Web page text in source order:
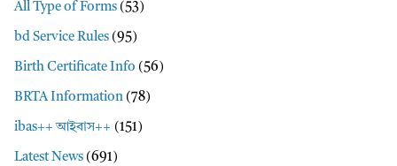
All Type of Forms (53)
bd Service Rules (95)
Birth Certificate Info (56)
BRTA Information (78)
ibas++ আইবাস++ (151)
Latest News (691)